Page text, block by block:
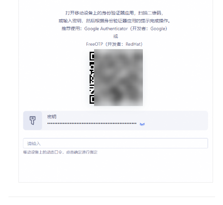
予
使
CBH
的